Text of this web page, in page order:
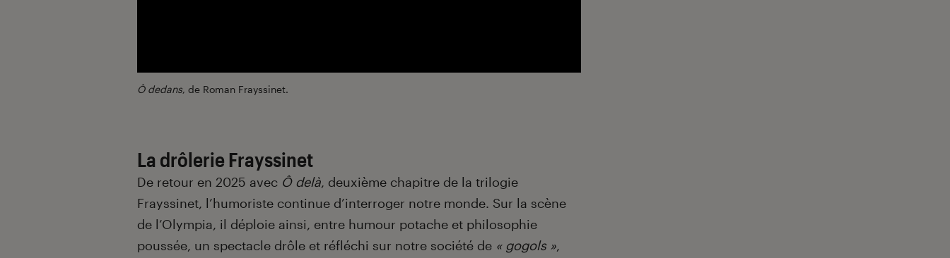
Ô dedans, de Roman Frayssinet.
La drôlerie Frayssinet
De retour en 2025 avec Ô delà, deuxième chapitre de la trilogie
Frayssinet, l’humoriste continue d’interroger notre monde. Sur la scène
de l’Olympia, il déploie ainsi, entre humour potache et philosophie
poussée, un spectacle drôle et réfléchi sur notre société de « gogols »,